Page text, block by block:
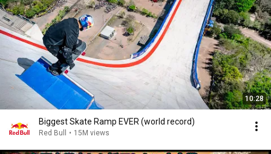
10:28
Biggest Skate Ramp EVER (world record)
Red Bull • 15M views